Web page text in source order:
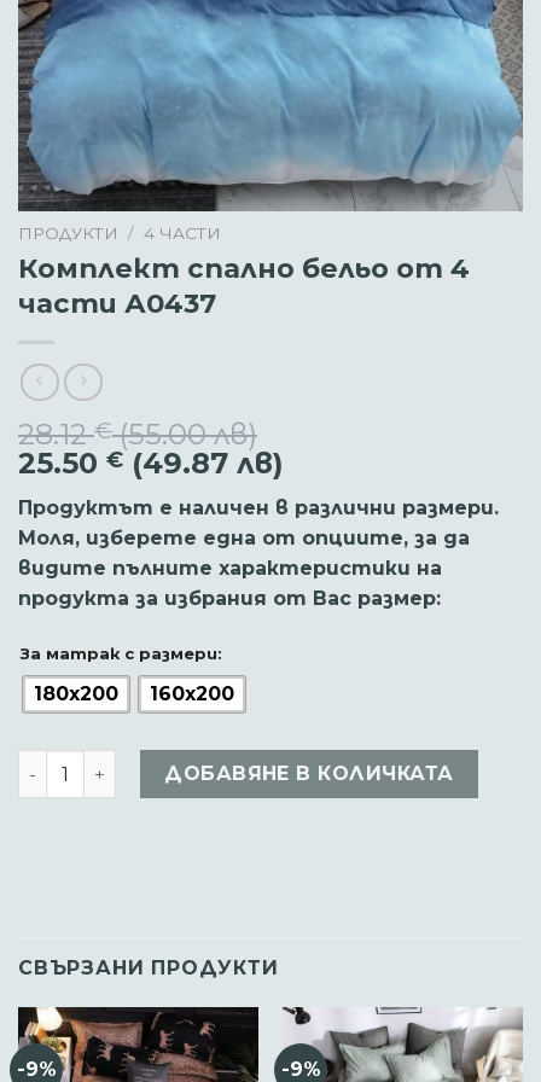
ПРОДУКТИ / 4 ЧАСТИ
Комплект спално бельо от 4
части А0437
28.12€(55.00 лв)
Original
price
was:
28.12 €.
25.50 € (49.87 лв)
цена
е:
25.50 €.
Продуктът е наличен в различни размери.
Моля, изберете една от опциите, за да
видите пълните характеристики на
продукта за избрания от Вас размер:
За матрак с размери:
180x200 160x200
количество за Комплект спално бельо от 4 части
ДОБАВЯНЕ В КОЛИЧКАТА
СВЪРЗАНИ ПРОДУКТИ
-9% -9%